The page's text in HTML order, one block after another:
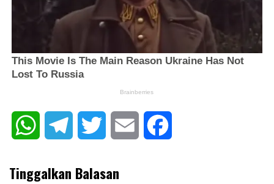
WhatsAppTelegram Twitter Email
Tinggalkan Balasan